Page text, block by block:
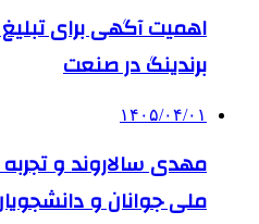
اهمیت آگهی برای
برندینگ در صنعت
۱۴۰۵/۰۴/۰۱
مهدی سالاروند و
ملی جوانان و